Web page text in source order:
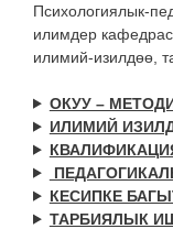
Психологиялык-
илимдер
илимий-изилдөө,
ОКУУ –
ИЛИМИЙ
КЕСИПКЕ
ТАРБИЯЛЫК